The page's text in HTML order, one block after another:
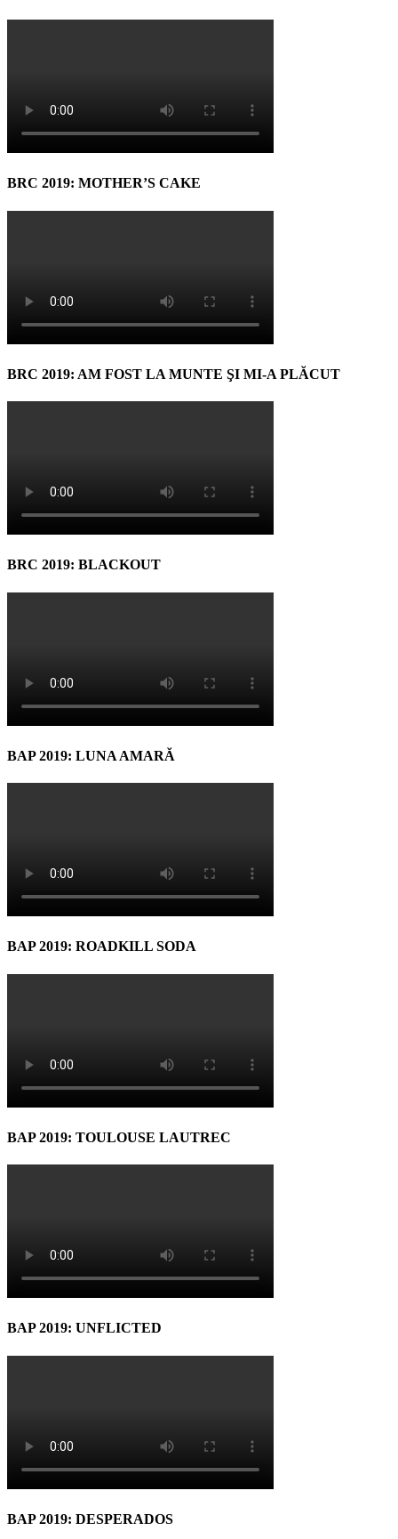
BRC 2019: MOTHER’S CAKE
BRC 2019: AM FOST LA MUNTE ŞI MI-A PLĂCUT
BRC 2019: BLACKOUT
BAP 2019: LUNA AMARĂ
BAP 2019: ROADKILL SODA
BAP 2019: TOULOUSE LAUTREC
BAP 2019: UNFLICTED
BAP 2019: DESPERADOS